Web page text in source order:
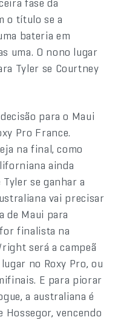
o título se a
bateria em
uma. O nono lugar
Tyler se Courtney
para o Maui
Pro France.
na final, como
ainda
se ganhar a
vai precisar
de Maui para
finalista na
será a campeã
no Roxy Pro, ou
E para piorar
a australiana é
Hossegor, vencendo